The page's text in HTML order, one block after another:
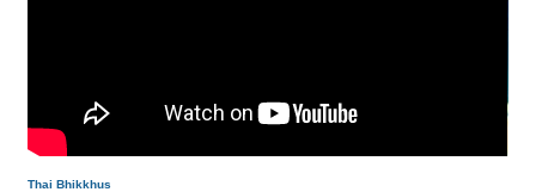
Thai Bhikkhus